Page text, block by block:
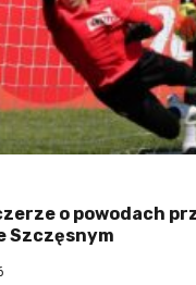
o powodach
Szczęsnym